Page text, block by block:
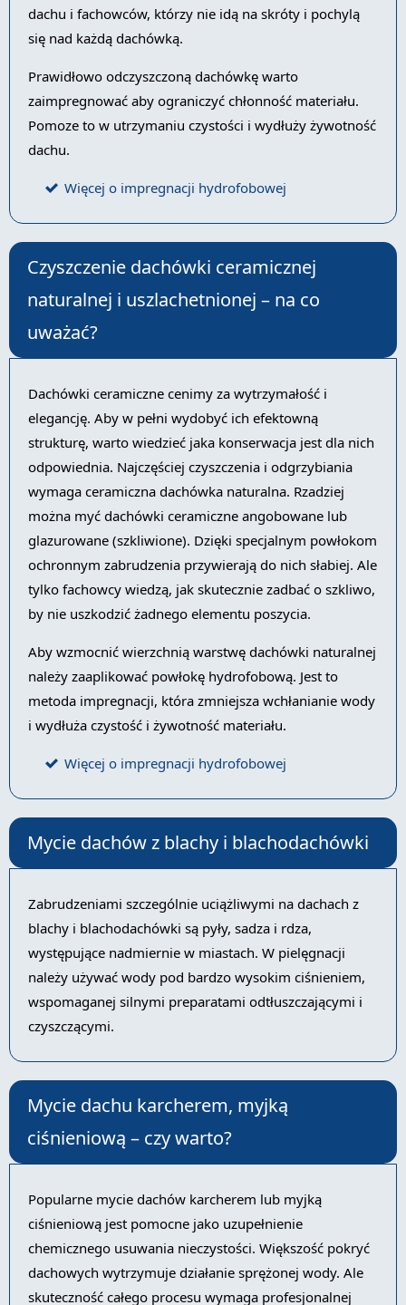
dachu i fachowców, którzy nie idą na skróty i pochylą
się nad każdą dachówką.
Prawidłowo odczyszczoną dachówkę warto
zaimpregnować aby ograniczyć chłonność materiału.
Pomoze to w utrzymaniu czystości i wydłuży żywotność
dachu.
Więcej o impregnacji hydrofobowej
Czyszczenie dachówki ceramicznej
naturalnej i uszlachetnionej – na co
uważać?
Dachówki ceramiczne cenimy za wytrzymałość i
elegancję. Aby w pełni wydobyć ich efektowną
strukturę, warto wiedzieć jaka konserwacja jest dla nich
odpowiednia. Najczęściej czyszczenia i odgrzybiania
wymaga ceramiczna dachówka naturalna. Rzadziej
można myć dachówki ceramiczne angobowane lub
glazurowane (szkliwione). Dzięki specjalnym powłokom
ochronnym zabrudzenia przywierają do nich słabiej. Ale
tylko fachowcy wiedzą, jak skutecznie zadbać o szkliwo,
by nie uszkodzić żadnego elementu poszycia.
Aby wzmocnić wierzchnią warstwę dachówki naturalnej
należy zaaplikować powłokę hydrofobową. Jest to
metoda impregnacji, która zmniejsza wchłanianie wody
i wydłuża czystość i żywotność materiału.
Więcej o impregnacji hydrofobowej
Mycie dachów z blachy i blachodachówki
Zabrudzeniami szczególnie uciążliwymi na dachach z
blachy i blachodachówki są pyły, sadza i rdza,
występujące nadmiernie w miastach. W pielęgnacji
należy używać wody pod bardzo wysokim ciśnieniem,
wspomaganej silnymi preparatami odtłuszczającymi i
czyszczącymi.
Mycie dachu karcherem, myjką
ciśnieniową – czy warto?
Popularne mycie dachów karcherem lub myjką
ciśnieniową jest pomocne jako uzupełnienie
chemicznego usuwania nieczystości. Większość pokryć
dachowych wytrzymuje działanie sprężonej wody. Ale
skuteczność całego procesu wymaga profesjonalnej